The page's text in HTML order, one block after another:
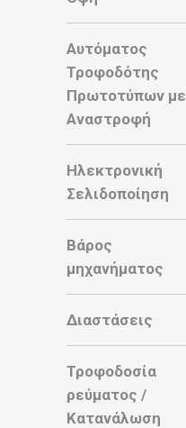
Αυτόματος
Τροφοδότης
Πρωτοτύπων με
Αναστροφή
Ηλεκτρονική
Σελιδοποίηση
Βάρος
μηχανήματος
Διαστάσεις
Τροφοδοσία
ρεύματος /
Κατανάλωση